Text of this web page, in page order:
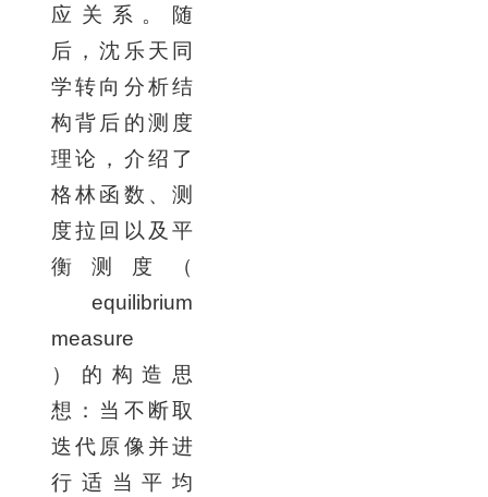
应关系。随
后，沈乐天同
学转向分析结
构背后的测度
理论，介绍了
格林函数、测
度拉回以及平
衡测度（
equilibrium
measure
）的构造思
想：当不断取
迭代原像并进
行适当平均